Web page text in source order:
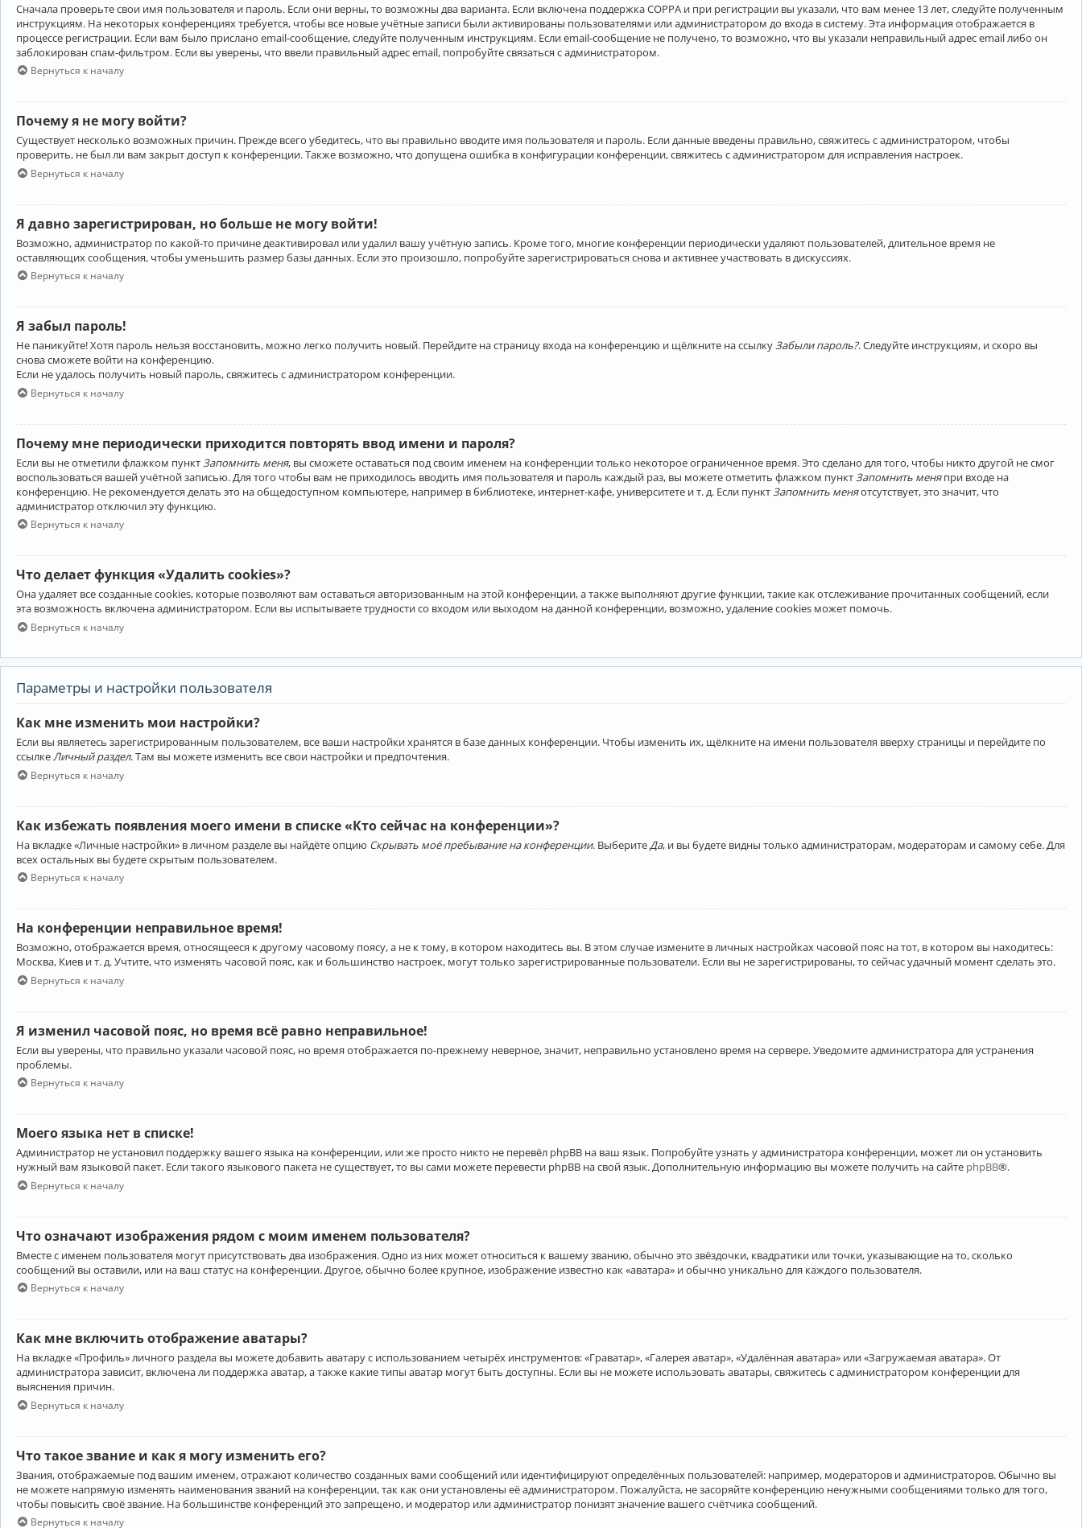
Сначала проверьте свои имя пользователя и пароль. Если они верны, то возможны два варианта. Если включена поддержка COPPA и при регистрации вы указали, что вам менее 13 лет, следуйте полученным
инструкциям. На некоторых конференциях требуется, чтобы все новые учётные записи были активированы пользователями или администратором до входа в систему. Эта информация отображается в
процессе регистрации. Если вам было прислано email-сообщение, следуйте полученным инструкциям. Если email-сообщение не получено, то возможно, что вы указали неправильный адрес email либо он
заблокирован спам-фильтром. Если вы уверены, что ввели правильный адрес email, попробуйте связаться с администратором.
Вернуться к началу
Почему я не могу войти?
Существует несколько возможных причин. Прежде всего убедитесь, что вы правильно вводите имя пользователя и пароль. Если данные введены правильно, свяжитесь с администратором, чтобы
проверить, не был ли вам закрыт доступ к конференции. Также возможно, что допущена ошибка в конфигурации конференции, свяжитесь с администратором для исправления настроек.
Вернуться к началу
Я давно зарегистрирован, но больше не могу войти!
Возможно, администратор по какой-то причине деактивировал или удалил вашу учётную запись. Кроме того, многие конференции периодически удаляют пользователей, длительное время не
оставляющих сообщения, чтобы уменьшить размер базы данных. Если это произошло, попробуйте зарегистрироваться снова и активнее участвовать в дискуссиях.
Вернуться к началу
Я забыл пароль!
Не паникуйте! Хотя пароль нельзя восстановить, можно легко получить новый. Перейдите на страницу входа на конференцию и щёлкните на ссылкуЗабыли пароль?. Следуйте инструкциям, и скоро вы
снова сможете войти на конференцию.
Если не удалось получить новый пароль, свяжитесь с администратором конференции.
Вернуться к началу
Почему мне периодически приходится повторять ввод имени и пароля?
Если вы не отметили флажком пункт Запомнить меня, вы сможете оставаться под своим именем на конференции только некоторое ограниченное время. Это сделано для того, чтобы никто другой не смог
воспользоваться вашей учётной записью. Для того чтобы вам не приходилось вводить имя пользователя и пароль каждый раз, вы можете отметить флажком пункт Запомнить меняпри входе на
конференцию. Не рекомендуется делать это на общедоступном компьютере, например в библиотеке, интернет-кафе, университете и т. д. Если пункт Запомнить меняотсутствует, это значит, что
администратор отключил эту функцию.
Вернуться к началу
Что делает функция «Удалить cookies»?
Она удаляет все созданные cookies, которые позволяют вам оставаться авторизованным на этой конференции, а также выполняют другие функции, такие как отслеживание прочитанных сообщений, если
эта возможность включена администратором. Если вы испытываете трудности со входом или выходом на данной конференции, возможно, удаление cookies может помочь.
Вернуться к началу
Параметры и настройки пользователя
Как мне изменить мои настройки?
Если вы являетесь зарегистрированным пользователем, все ваши настройки хранятся в базе данных конференции. Чтобы изменить их, щёлкните на имени пользователя вверху страницы и перейдите по
ссылкеЛичный раздел. Там вы можете изменить все свои настройки и предпочтения.
Вернуться к началу
Как избежать появления моего имени в списке «Кто сейчас на конференции»?
На вкладке «Личные настройки» в личном разделе вы найдёте опцию Скрывать моё пребывание на конференции. Выберите Да, и вы будете видны только администраторам, модераторам и самому себе. Для
всех остальных вы будете скрытым пользователем.
Вернуться к началу
На конференции неправильное время!
Возможно, отображается время, относящееся к другому часовому поясу, а не к тому, в котором находитесь вы. В этом случае измените в личных настройках часовой пояс на тот, в котором вы находитесь:
Москва, Киев и т. д. Учтите, что изменять часовой пояс, как и большинство настроек, могут только зарегистрированные пользователи. Если вы не зарегистрированы, то сейчас удачный момент сделать это.
Вернуться к началу
Я изменил часовой пояс, но время всё равно неправильное!
Если вы уверены, что правильно указали часовой пояс, но время отображается по-прежнему неверное, значит, неправильно установлено время на сервере. Уведомите администратора для устранения
проблемы.
Вернуться к началу
Моего языка нет в списке!
Администратор не установил поддержку вашего языка на конференции, или же просто никто не перевёл phpBB на ваш язык. Попробуйте узнать у администратора конференции, может ли он установить
нужный вам языковой пакет. Если такого языкового пакета не существует, то вы сами можете перевести phpBB на свой язык. Дополнительную информацию вы можете получить на сайте phpBB®.
Вернуться к началу
Что означают изображения рядом с моим именем пользователя?
Вместе с именем пользователя могут присутствовать два изображения. Одно из них может относиться к вашему званию, обычно это звёздочки, квадратики или точки, указывающие на то, сколько
сообщений вы оставили, или на ваш статус на конференции. Другое, обычно более крупное, изображение известно как «аватара» и обычно уникально для каждого пользователя.
Вернуться к началу
Как мне включить отображение аватары?
На вкладке «Профиль» личного раздела вы можете добавить аватару с использованием четырёх инструментов: «Граватар», «Галерея аватар», «Удалённая аватара» или «Загружаемая аватара». От
администратора зависит, включена ли поддержка аватар, а также какие типы аватар могут быть доступны. Если вы не можете использовать аватары, свяжитесь с администратором конференции для
выяснения причин.
Вернуться к началу
Что такое звание и как я могу изменить его?
Звания, отображаемые под вашим именем, отражают количество созданных вами сообщений или идентифицируют определённых пользователей: например, модераторов и администраторов. Обычно вы
не можете напрямую изменять наименования званий на конференции, так как они установлены её администратором. Пожалуйста, не засоряйте конференцию ненужными сообщениями только для того,
чтобы повысить своё звание. На большинстве конференций это запрещено, и модератор или администратор понизят значение вашего счётчика сообщений.
Вернуться к началу